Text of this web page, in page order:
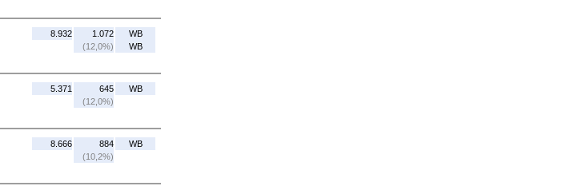
8.932
1.072
(12,0%)
WB
WB
5.371
645
(12,0%)
WB
8.666
884
(10,2%)
WB